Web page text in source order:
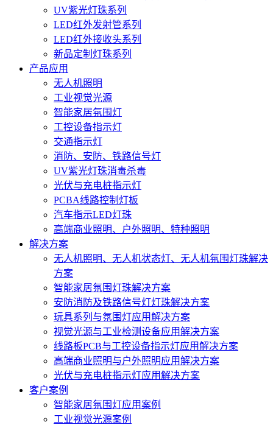
UV紫光灯珠系列
LED红外发射管系列
LED红外接收头系列
新品定制灯珠系列
产品应用
无人机照明
工业视觉光源
智能家居氛围灯
工控设备指示灯
交通指示灯
消防、安防、铁路信号灯
UV紫光灯珠消毒杀毒
光伏与充电桩指示灯
PCBA线路控制灯板
汽车指示LED灯珠
高端商业照明、户外照明、特种照明
解决方案
无人机照明、无人机状态灯、无人机氛围灯珠解决
方案
智能家居氛围灯珠解决方案
安防消防及铁路信号灯灯珠解决方案
玩具系列与氛围灯应用解决方案
视觉光源与工业检测设备应用解决方案
线路板PCB与工控设备指示灯应用解决方案
高端商业照明与户外照明应用解决方案
光伏与充电桩指示灯应用解决方案
客户案例
智能家居氛围灯应用案例
工业视觉光源案例